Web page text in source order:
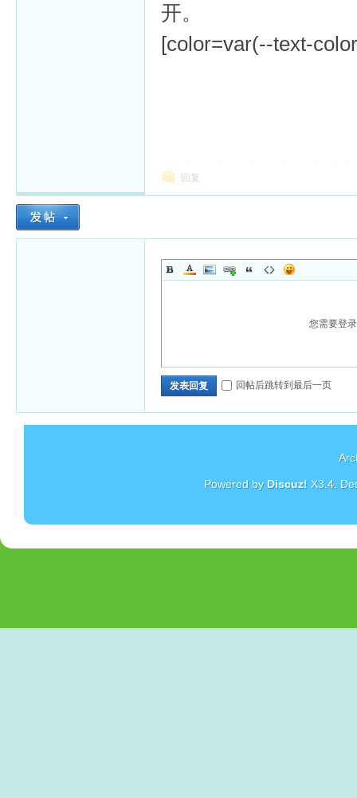
开。
[color=var(--text-
回复
您需要登
发表回复 回帖后跳转到最后一页
Powered by Discuz! X3.4.